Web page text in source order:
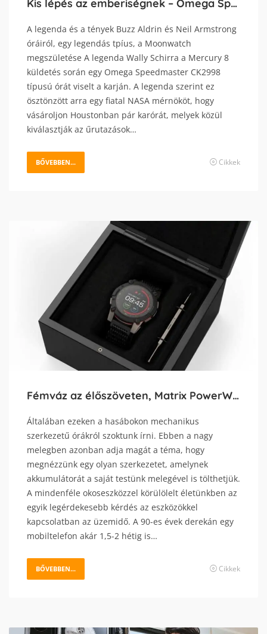
Kis lépés az emberiségnek – Omega Speedmaster Moonwatch
A legenda és a tények Buzz Aldrin és Neil Armstrong
óráiról, egy legendás tpíus, a Moonwatch
megszületése A legenda Wally Schirra a Mercury 8
küldetés során egy Omega Speedmaster CK2998
típusú órát viselt a karján. A legenda szerint ez
ösztönzött arra egy fiatal NASA mérnököt, hogy
vásároljon Houstonban pár karórát, melyek közül
kiválasztják az űrutazások…
BŐVEBBEN... Cikkek
Fémváz az élőszöveten, Matrix PowerWatch 2 Luxe
Általában ezeken a hasábokon mechanikus
szerkezetű órákról szoktunk írni. Ebben a nagy
melegben azonban adja magát a téma, hogy
megnézzünk egy olyan szerkezetet, amelynek
akkumulátorát a saját testünk melegével is tölthetjük.
A mindenféle okoseszközzel körülölelt életünkben az
egyik legérdekesebb kérdés az eszközökkel
kapcsolatban az üzemidő. A 90-es évek derekán egy
mobiltelefon akár 1,5-2 hétig is…
BŐVEBBEN... Cikkek